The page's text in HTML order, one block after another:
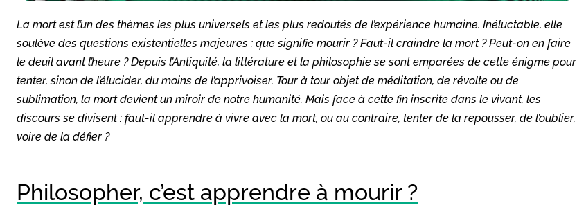
La mort est l’un des thèmes les plus universels et les plus redoutés de l’expérience humaine. Inéluctable, elle
soulève des questions existentielles majeures : que signifie mourir ? Faut-il craindre la mort ? Peut-on en faire
le deuil avant l’heure ? Depuis l’Antiquité, la littérature et la philosophie se sont emparées de cette énigme pour
tenter, sinon de l’élucider, du moins de l’apprivoiser. Tour à tour objet de méditation, de révolte ou de
sublimation, la mort devient un miroir de notre humanité. Mais face à cette fin inscrite dans le vivant, les
discours se divisent : faut-il apprendre à vivre avec la mort, ou au contraire, tenter de la repousser, de l’oublier,
voire de la défier ?
Philosopher, c’est apprendre à mourir ?